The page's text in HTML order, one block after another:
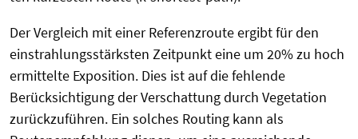
Der Vergleich mit einer Referenzroute ergibt für den
einstrahlungsstärksten Zeitpunkt eine um 20% zu hoch
ermittelte Exposition. Dies ist auf die fehlende
Berücksichtigung der Verschattung durch Vegetation
zurückzuführen. Ein solches Routing kann als